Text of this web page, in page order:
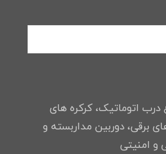
اتوماتیک، کرکره های
برقی، دوربین مداربسته و
و امنیتی